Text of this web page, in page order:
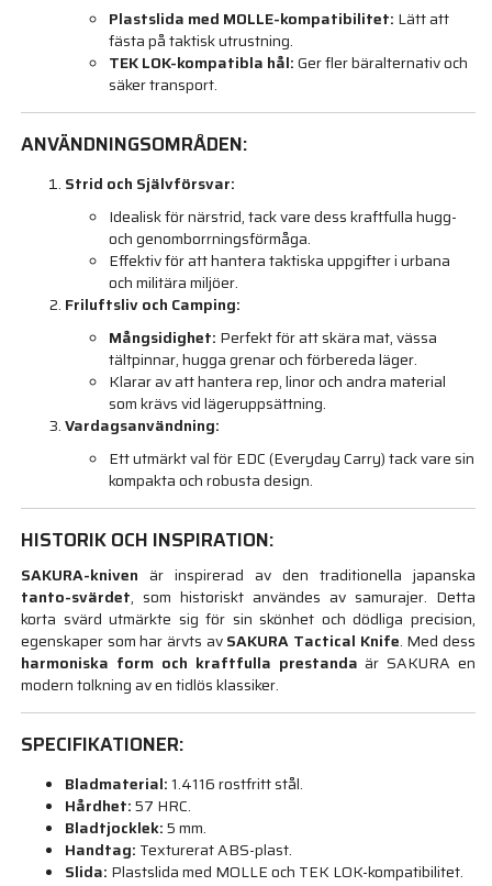
Plastslida med MOLLE-kompatibilitet: Lätt att
fästa på taktisk utrustning.
TEK LOK-kompatibla hål:Ger fler bäralternativ och
säker transport.
ANVÄNDNINGSOMRÅDEN:
Strid och Självförsvar:
Idealisk för närstrid, tack vare dess kraftfulla hugg-
och genomborrningsförmåga.
Effektiv för att hantera taktiska uppgifter i urbana
och militära miljöer.
Friluftsliv och Camping:
Mångsidighet: Perfekt för att skära mat, vässa
tältpinnar, hugga grenar och förbereda läger.
Klarar av att hantera rep, linor och andra material
som krävs vid lägeruppsättning.
Vardagsanvändning:
Ett utmärkt val för EDC (Everyday Carry) tack vare sin
kompakta och robusta design.
HISTORIK OCH INSPIRATION:
SAKURA-kniven är inspirerad av den traditionella japanska
tanto-svärdet, som historiskt användes av samurajer. Detta
korta svärd utmärkte sig för sin skönhet och dödliga precision,
egenskaper som har ärvts avSAKURA Tactical Knife. Med dess
harmoniska form och kraftfulla prestanda är SAKURA en
modern tolkning av en tidlös klassiker.
SPECIFIKATIONER:
Bladmaterial:1.4116 rostfritt stål.
Hårdhet:57 HRC.
Bladtjocklek:5 mm.
Handtag: Texturerat ABS-plast.
Slida: Plastslida med MOLLE och TEK LOK-kompatibilitet.